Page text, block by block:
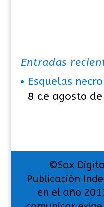
Entradas
Esquelas
8 de agosto
©Sax
Publicación
en el año